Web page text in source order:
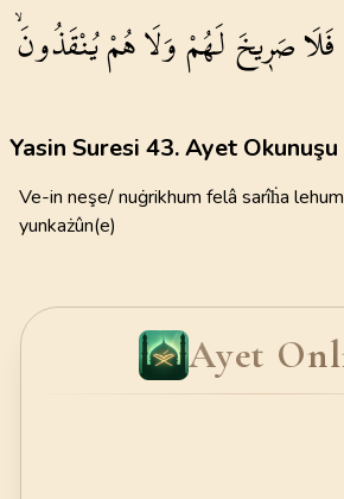
فَلَاصَر۪يخَلَهُمْوَلَاهُمْيُنْقَذُونَۙ
Yasin Suresi 43. Ayet Okunuşu
Ve-in neşe/ nuġrikhum felâ sarîḣa
yunkażûn(e)
Ayet